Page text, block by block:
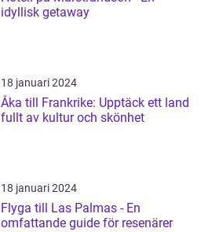
idyllisk getaway
18 januari 2024
Åka till Frankrike: Upptäck ett land
fullt av kultur och skönhet
18 januari 2024
Flyga till Las Palmas - En
omfattande guide för resenärer